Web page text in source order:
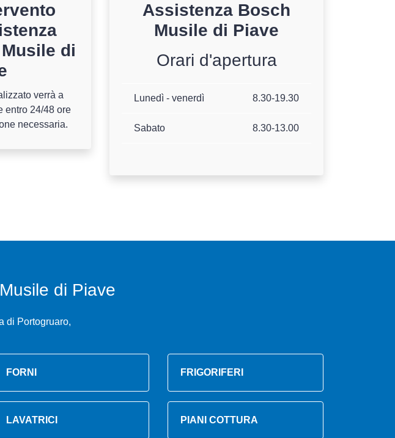
di
verrà a
entro 24/48 ore
necessaria.
Assistenza Bosch
Musile di Piave
Orari d'apertura
Lunedì - venerdì 8.30-19.30
Sabato 8.30-13.00
Musile di Piave
di Portogruaro,
FORNI FRIGORIFERI
LAVATRICI PIANI COTTURA